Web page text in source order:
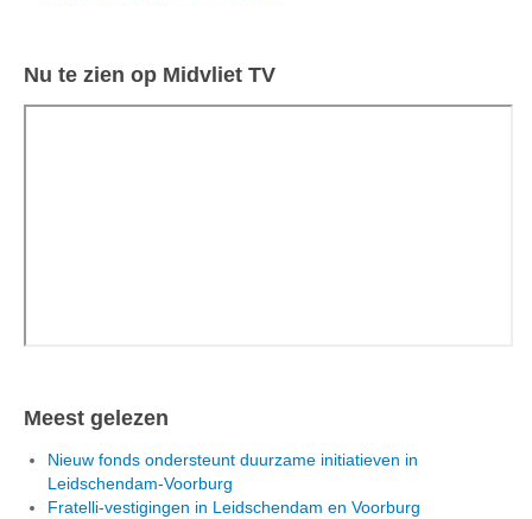
Nu te zien op Midvliet TV
Meest gelezen
Nieuw fonds ondersteunt duurzame initiatieven in
Leidschendam-Voorburg
Fratelli-vestigingen in Leidschendam en Voorburg